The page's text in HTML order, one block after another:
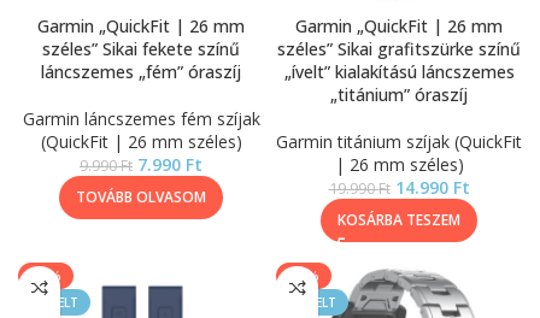
Garmin „QuickFit | 26 mm
széles” Sikai fekete színű
láncszemes „fém” óraszíj
Garmin láncszemes fém szíjak
(QuickFit | 26 mm széles)
9.990Ft 7.990 Ft
TOVÁBB OLVASOM
Garmin „QuickFit | 26 mm
széles” Sikai grafitszürke színű
„ívelt” kialakítású láncszemes
„titánium” óraszíj
Garmin titánium szíjak (QuickFit
| 26 mm széles)
19.990Ft 14.990 Ft
KOSÁRBA TESZEM
-50%
KIEMELT
-50%
KIEMELT